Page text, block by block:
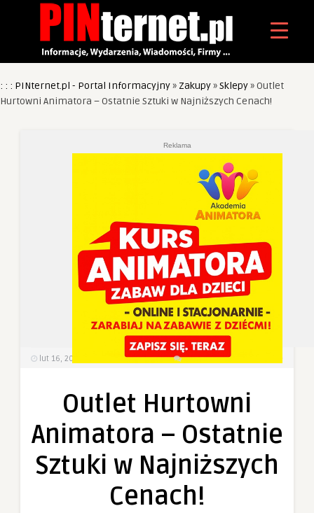
: : : PINternet.pl - Portal Informacyjny» Zakupy»Sklepy»Outlet
Hurtowni Animatora – Ostatnie Sztuki w Najniższych Cenach!
Reklama
lut 16, 2025 Wyświetlenia 0 Komentarzy
Outlet Hurtowni
Animatora – Ostatnie
Sztuki w Najniższych
Cenach!